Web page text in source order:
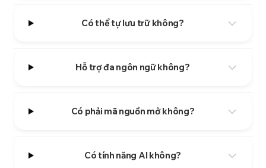
Có thể tự lưu trữ không?
Hỗ trợ đa ngôn ngữ không?
Có phải mã nguồn mở không?
Có tính năng AI không?